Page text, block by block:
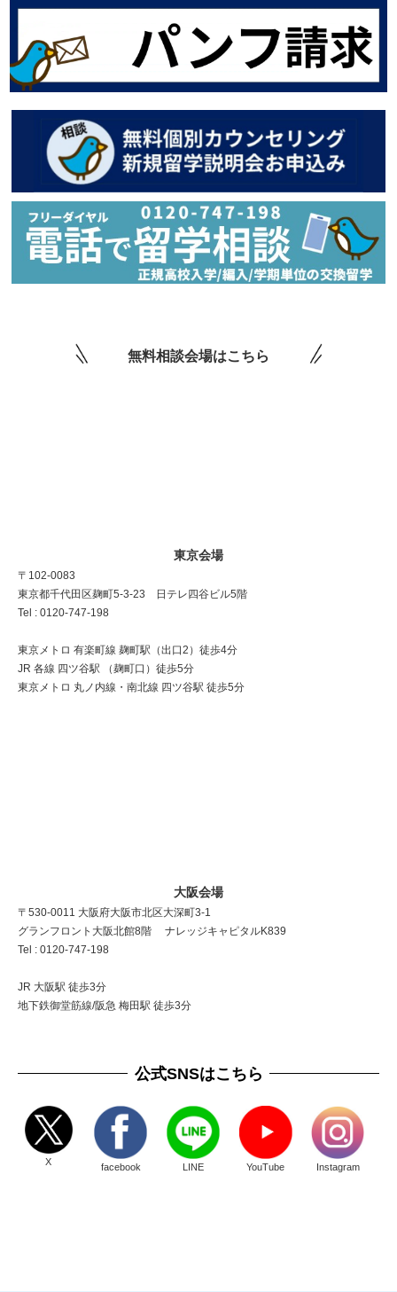
無料相談会場はこちら
東京会場
〒102-0083
東京都千代田区麹町5-3-23 日テレ四谷ビル5階
Tel : 0120-747-198
東京メトロ 有楽町線 麹町駅（出口2）徒歩4分
JR 各線 四ツ谷駅 （麹町口）徒歩5分
東京メトロ 丸ノ内線・南北線 四ツ谷駅 徒歩5分
大阪会場
〒530-0011 大阪府大阪市北区大深町3-1
グランフロント大阪北館8階 ナレッジキャピタルK839
Tel : 0120-747-198
JR 大阪駅 徒歩3分
地下鉄御堂筋線/阪急 梅田駅 徒歩3分
公式SNSはこちら
X facebook LINE YouTube Instagram